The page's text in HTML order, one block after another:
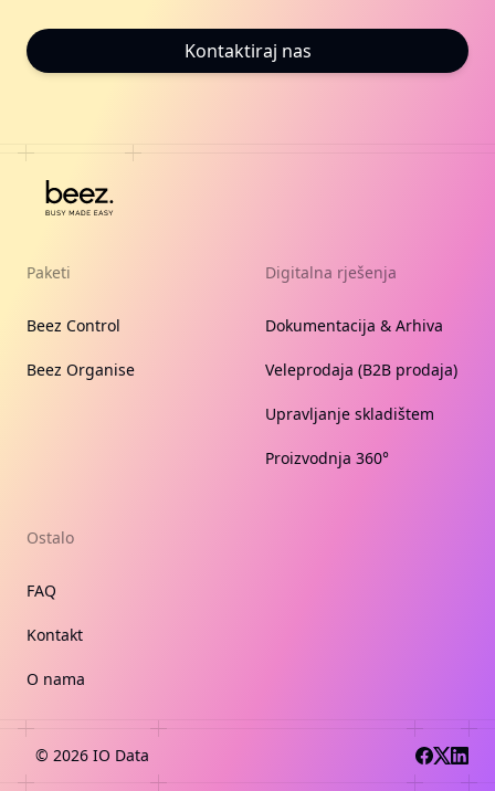
Kontaktiraj nas
Paketi
Beez Control
Beez Organise
Digitalna rješenja
Dokumentacija & Arhiva
Veleprodaja (B2B prodaja)
Upravljanje skladištem
Proizvodnja 360°
Ostalo
FAQ
Kontakt
O nama
© 2026 IO Data